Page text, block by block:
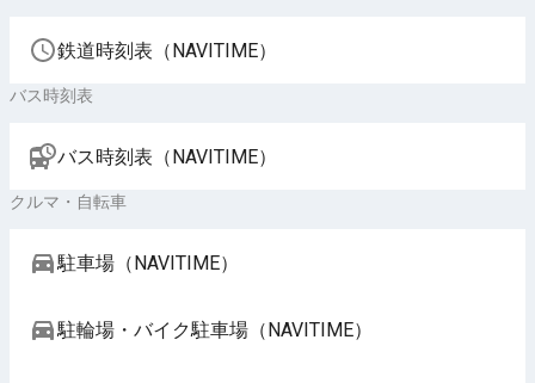
鉄道時刻表（NAVITIME）
バス時刻表
バス時刻表（NAVITIME）
クルマ・自転車
駐車場（NAVITIME）
駐輪場・バイク駐車場（NAVITIME）